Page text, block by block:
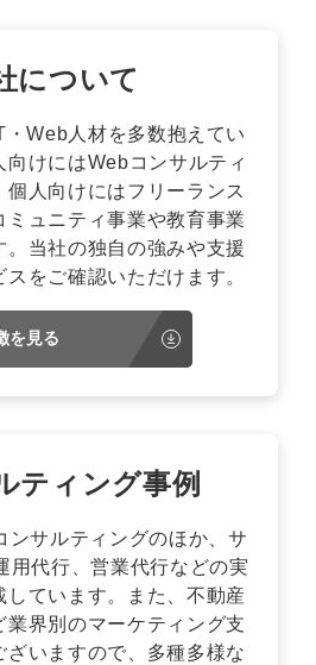
について
Web人材を多数抱えてい
向けにはWebコンサルティ
個人向けにはフリーランス
ミュニティ事業や教育事業
。当社の独自の強みや支援
をご確認いただけます。
を見る
ティング事例
ンサルティングのほか、サ
用代行、営業代行などの実
しています。また、不動産
業界別のマーケティング支
ざいますので、多種多様な